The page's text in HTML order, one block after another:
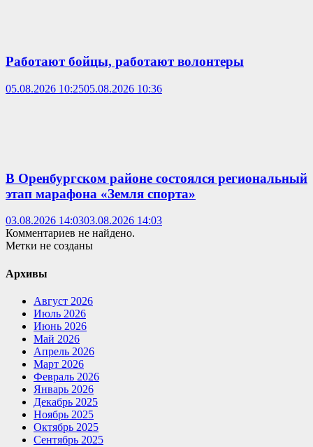
Работают бойцы, работают волонтеры
05.08.2026 10:2505.08.2026 10:36
В Оренбургском районе состоялся региональный
этап марафона «Земля спорта»
03.08.2026 14:0303.08.2026 14:03
Комментариев не найдено.
Метки не созданы
Архивы
Август 2026
Июль 2026
Июнь 2026
Май 2026
Апрель 2026
Март 2026
Февраль 2026
Январь 2026
Декабрь 2025
Ноябрь 2025
Октябрь 2025
Сентябрь 2025